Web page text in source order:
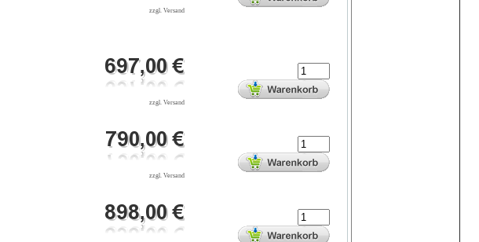
zzgl. Versand
zzgl. Versand
zzgl. Versand